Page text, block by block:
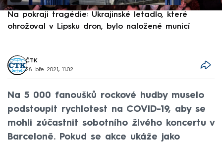
Na pokraji tragédie: Ukrajinské letadlo, které
ohrožoval v Lipsku dron, bylo naložené municí
ČTK
28. bře 2021, 11:02
Na 5 000 fanoušků rockové hudby muselo
podstoupit rychlotest na COVID-19, aby se
mohli zúčastnit sobotního živého koncertu v
Barceloně. Pokud se akce ukáže jako